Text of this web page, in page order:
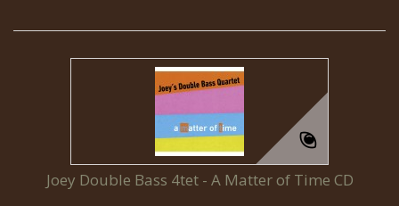
Joey Double Bass 4tet - A Matter of Time CD